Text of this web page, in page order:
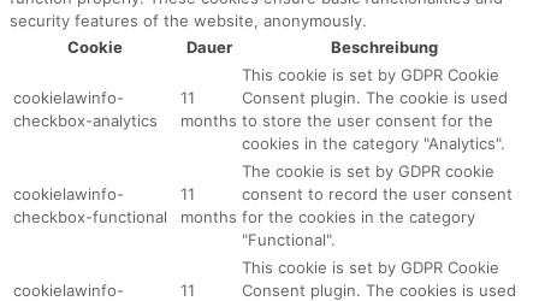
security features of the website, anonymously.
Cookie
Dauer Beschreibung
cookielawinfo-
checkbox-analytics
11
months
This cookie is set by GDPR Cookie
Consent plugin. The cookie is used
to store the user consent for the
cookies in the category "Analytics".
cookielawinfo-
checkbox-functional
11
months
The cookie is set by GDPR cookie
consent to record the user consent
for the cookies in the category
"Functional".
cookielawinfo-
11
This cookie is set by GDPR Cookie
Consent plugin. The cookies is used